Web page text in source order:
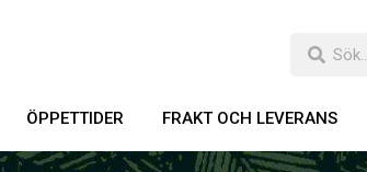
ÖPPETTIDER FRAKT OCH LEVERANS